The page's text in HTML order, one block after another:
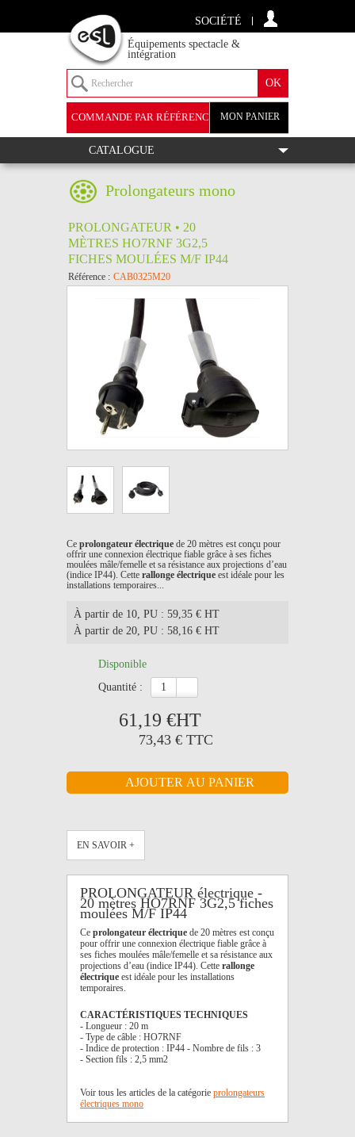
SOCIÉTÉ
Équipements spectacle &
intégration
MON PANIER
COMMANDE PAR RÉFÉRENCE
+
CATALOGUE
Prolongateurs mono
PROLONGATEUR • 20
MÈTRES HO7RNF 3G2,5
FICHES MOULÉES M/F IP44
Référence : CAB0325M20
Ce prolongateur électrique de 20 mètres est conçu pour
offrir une connexion électrique fiable grâce à ses fiches
moulées mâle/femelle et sa résistance aux projections d’eau
(indice IP44). Cette rallonge électrique est idéale pour les
installations temporaires...
À partir de 10, PU : 59,35 € HT
À partir de 20, PU : 58,16 € HT
Disponible
quantité :
61,19 €HT
73,43 € TTC
EN SAVOIR +
PROLONGATEUR électrique -
20 mètres HO7RNF 3G2,5 fiches
moulées M/F IP44
Ce prolongateur électrique de 20 mètres est conçu
pour offrir une connexion électrique fiable grâce à
ses fiches moulées mâle/femelle et sa résistance aux
projections d’eau (indice IP44). Cette rallonge
électrique est idéale pour les installations
temporaires.
CARACTÉRISTIQUES TECHNIQUES
- Longueur : 20 m
- Type de câble : HO7RNF
- Indice de protection : IP44 - Nombre de fils : 3
- Section fils : 2,5 mm2
Voir tous les articles de la catégorie prolongateurs
électriques mono